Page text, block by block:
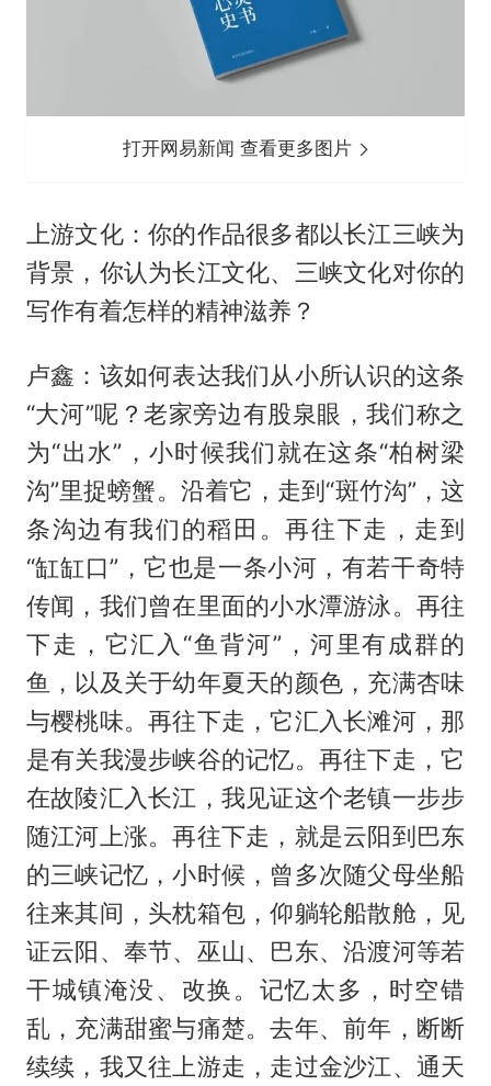
打开网易新闻 查看更多图片
上游文化：你的作品很多都以长江三峡为
背景，你认为长江文化、三峡文化对你的
写作有着怎样的精神滋养？
卢鑫：该如何表达我们从小所认识的这条
“大河”呢？老家旁边有股泉眼，我们称之
为“出水”，小时候我们就在这条“柏树梁
沟”里捉螃蟹。沿着它，走到“斑竹沟”，这
条沟边有我们的稻田。再往下走，走到
“缸缸口”，它也是一条小河，有若干奇特
传闻，我们曾在里面的小水潭游泳。再往
下走，它汇入“鱼背河”，河里有成群的
鱼，以及关于幼年夏天的颜色，充满杏味
与樱桃味。再往下走，它汇入长滩河，那
是有关我漫步峡谷的记忆。再往下走，它
在故陵汇入长江，我见证这个老镇一步步
随江河上涨。再往下走，就是云阳到巴东
的三峡记忆，小时候，曾多次随父母坐船
往来其间，头枕箱包，仰躺轮船散舱，见
证云阳、奉节、巫山、巴东、沿渡河等若
干城镇淹没、改换。记忆太多，时空错
乱，充满甜蜜与痛楚。去年、前年，断断
续续，我又往上游走，走过金沙江、通天